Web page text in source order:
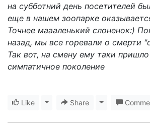
на субботний день посетителей
еще в нашем зоопарке
Точнее маааленький слоненок:)
назад, мы все горевали о смерти
Так вот, на смену ему таки
симпатичное поколение
Like Toggle Dropdown
Share Toggle